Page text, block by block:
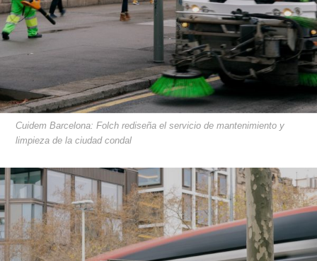
Cuidem Barcelona: Folch rediseña el servicio de mantenimiento y
limpieza de la ciudad condal